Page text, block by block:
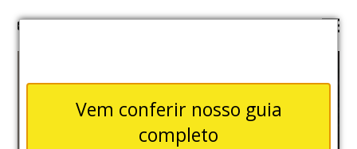
Vem conferir nosso guia
completo